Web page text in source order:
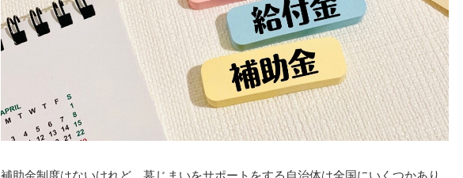
補助金制度はないけれど、墓じまいをサポートをする自治体は全国にいくつかあり